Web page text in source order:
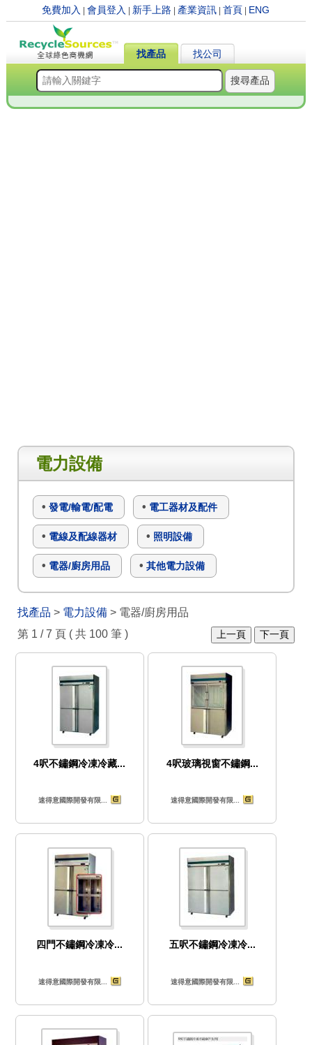
免費加入 |會員登入 新手上路 產業資訊 |首頁 ENG
找產品 找公司
搜尋產品
電力設備
發電/輸電/配電 電工器材及配件
電線及配線器材 照明設備
電器/廚房用品 其他電力設備
找產品 > 電力設備> 電器/廚房用品
第 1 / 7 頁 ( 共 100 筆 )
上一頁 下一頁
4呎不鏽鋼冷凍冷藏...
速得意國際開發有限...
4呎玻璃視窗不鏽鋼...
速得意國際開發有限...
四門不鏽鋼冷凍冷...
速得意國際開發有限...
五呎不鏽鋼冷凍冷...
速得意國際開發有限...